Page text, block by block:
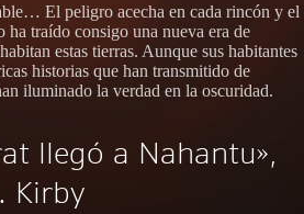
El peligro acecha en cada rincón y el
traído consigo una nueva era de
estas tierras. Aunque sus habitantes
historias que han transmitido de
iluminado la verdad en la oscuridad.
llegó a Nahantu»,
Kirby